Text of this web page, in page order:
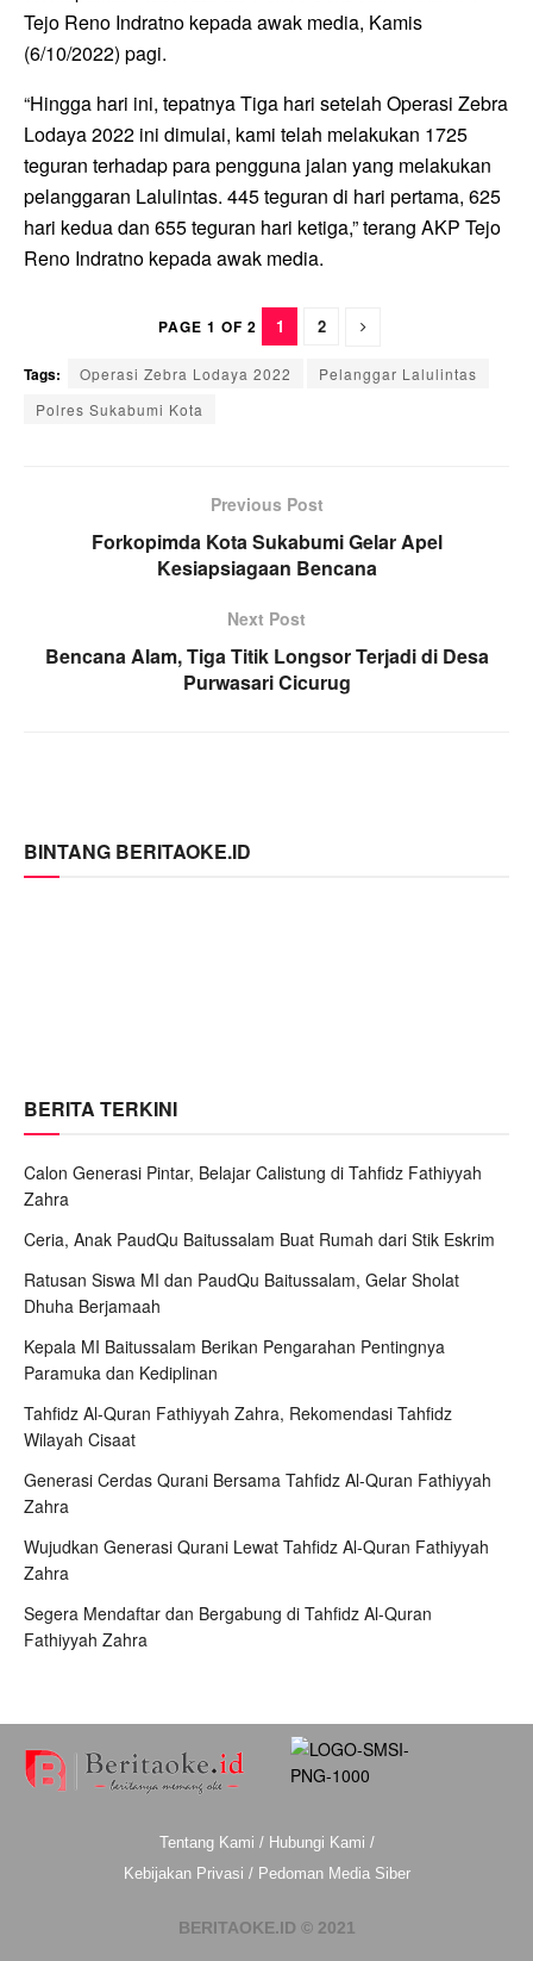
Tejo Reno Indratno kepada awak media, Kamis
(6/10/2022) pagi.
“Hingga hari ini, tepatnya Tiga hari setelah Operasi Zebra
Lodaya 2022 ini dimulai, kami telah melakukan 1725
teguran terhadap para pengguna jalan yang melakukan
pelanggaran Lalulintas. 445 teguran di hari pertama, 625
hari kedua dan 655 teguran hari ketiga,” terang AKP Tejo
Reno Indratno kepada awak media.
PAGE 1 OF 2 1 2
Tags: Operasi Zebra Lodaya 2022
Pelanggar Lalulintas
Polres Sukabumi Kota
Previous Post
Forkopimda Kota Sukabumi Gelar Apel
Kesiapsiagaan Bencana
Next Post
Bencana Alam, Tiga Titik Longsor Terjadi di Desa
Purwasari Cicurug
BINTANG BERITAOKE.ID
BERITA TERKINI
Calon Generasi Pintar, Belajar Calistung di Tahfidz Fathiyyah
Zahra
Ceria, Anak PaudQu Baitussalam Buat Rumah dari Stik Eskrim
Ratusan Siswa MI dan PaudQu Baitussalam, Gelar Sholat
Dhuha Berjamaah
Kepala MI Baitussalam Berikan Pengarahan Pentingnya
Paramuka dan Kediplinan
Tahfidz Al-Quran Fathiyyah Zahra, Rekomendasi Tahfidz
Wilayah Cisaat
Generasi Cerdas Qurani Bersama Tahfidz Al-Quran Fathiyyah
Zahra
Wujudkan Generasi Qurani Lewat Tahfidz Al-Quran Fathiyyah
Zahra
Segera Mendaftar dan Bergabung di Tahfidz Al-Quran
Fathiyyah Zahra
Tentang Kami / Hubungi Kami /
Kebijakan Privasi / Pedoman Media Siber
BERITAOKE.ID © 2021